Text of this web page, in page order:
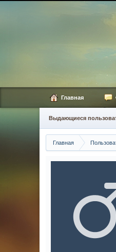
Главная
Главная
Выдающиеся